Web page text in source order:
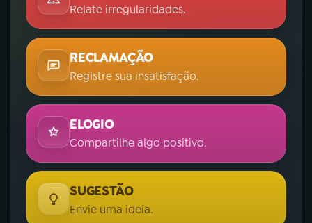
Relate irregularidades.
RECLAMAÇÃO
Registre sua insatisfação.
ELOGIO
Compartilhe algo positivo.
SUGESTÃO
Envie uma ideia.